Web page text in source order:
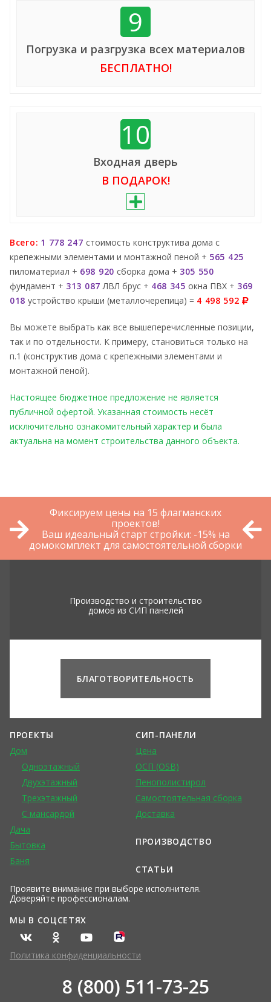
9
Погрузка и разгрузка всех материалов
БЕСПЛАТНО!
10
Входная дверь
В ПОДАРОК!
Всего: 1 778 247 стоимость конструктива дома с
крепежными элементами и монтажной пеной + 565 425
пиломатериал + 698 920 сборка дома + 305 550
фундамент + 313 087 ЛВЛ брус + 468 345 окна ПВХ + 369
018 устройство крыши (металлочерепица) = 4 498 592
Вы можете выбрать как все вышеперечисленные позиции,
так и по отдельности. К примеру, становиться только на
п.1 (конструктив дома с крепежными элементами и
монтажной пеной).
Настоящее бюджетное предложение не является
публичной офертой. Указанная стоимость несёт
исключительно ознакомительный характер и была
актуальна на момент строительства данного объекта.
Фиксируем цены на 15 флагманских
проектов!
Ваш идеальный старт стройки: -15% на
домокомплект для самостоятельной сборки
Производство и строительство
домов из СИП панелей
БЛАГОТВОРИТЕЛЬНОСТЬ
ПРОЕКТЫ
Дом
Одноэтажный
Двухэтажный
Трехэтажный
С мансардой
Дача
Бытовка
Баня
Проявите внимание при выборе исполнителя.
Доверяйте профессионалам.
СИП-ПАНЕЛИ
Цена
ОСП (OSB)
Пенополистирол
Самостоятельная сборка
Доставка
ПРОИЗВОДСТВО
СТАТЬИ
МЫ В СОЦСЕТЯХ
Политика конфиденциальности
8 (800) 511-73-25